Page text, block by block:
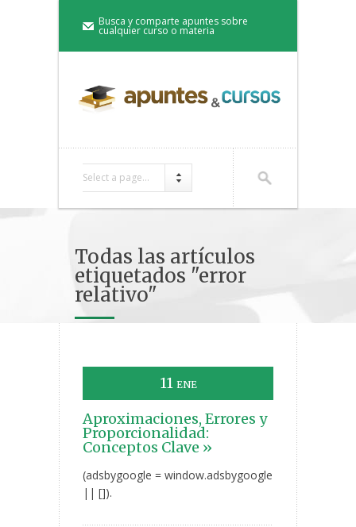
Busca y comparte apuntes sobre
cualquier curso o materia
Select a page...
Todas las artículos
etiquetados "error
relativo"
11 ENE
Aproximaciones, Errores y
Proporcionalidad:
Conceptos Clave »
(adsbygoogle = window.adsbygoogle
|| []).